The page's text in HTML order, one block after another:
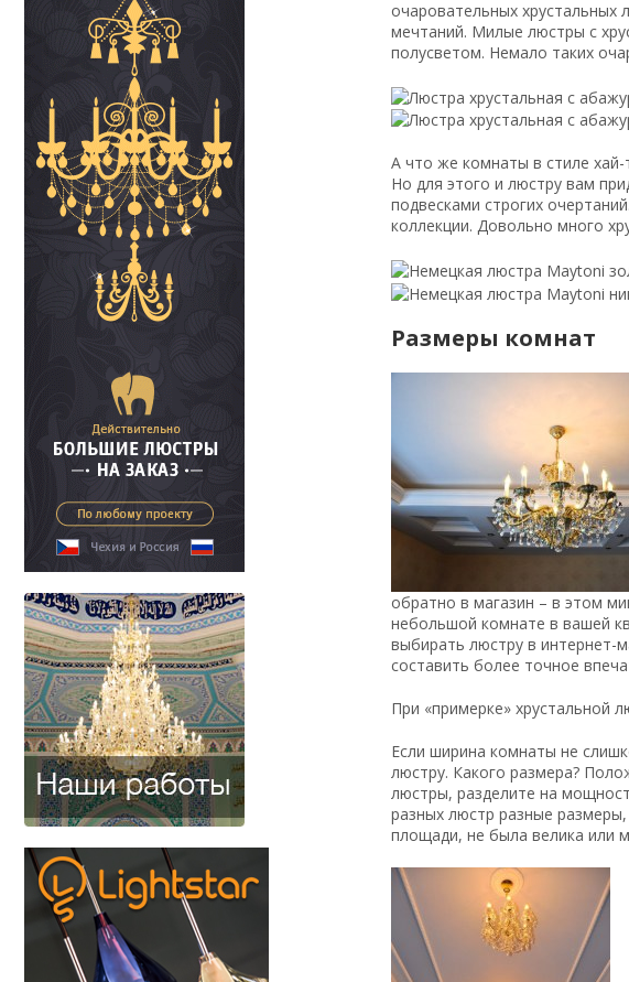
очаровательных хрустальных
мечтаний. Милые люстры с
полусветом. Немало таких
А что же комнаты в стиле
Но для этого и люстру вам
подвесками строгих
коллекции. Довольно много
Размеры комнат
обратно в магазин – в этом
небольшой комнате в вашей
выбирать люстру в интернет-
составить более точное
При «примерке» хрустальной
Если ширина комнаты не
люстру. Какого размера?
люстры, разделите на
разных люстр разные
площади, не была велика или